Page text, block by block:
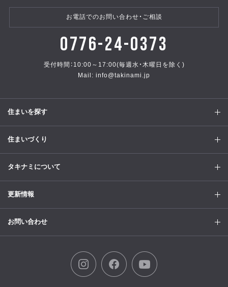
お電話でのお問い合わせ・ご相談
0776-24-0373
受付時間：10:00～17:00(毎週水・木曜日を除く)
Mail: info@takinami.jp
住まいを探す
住まいづくり
タキナミについて
更新情報
お問い合わせ